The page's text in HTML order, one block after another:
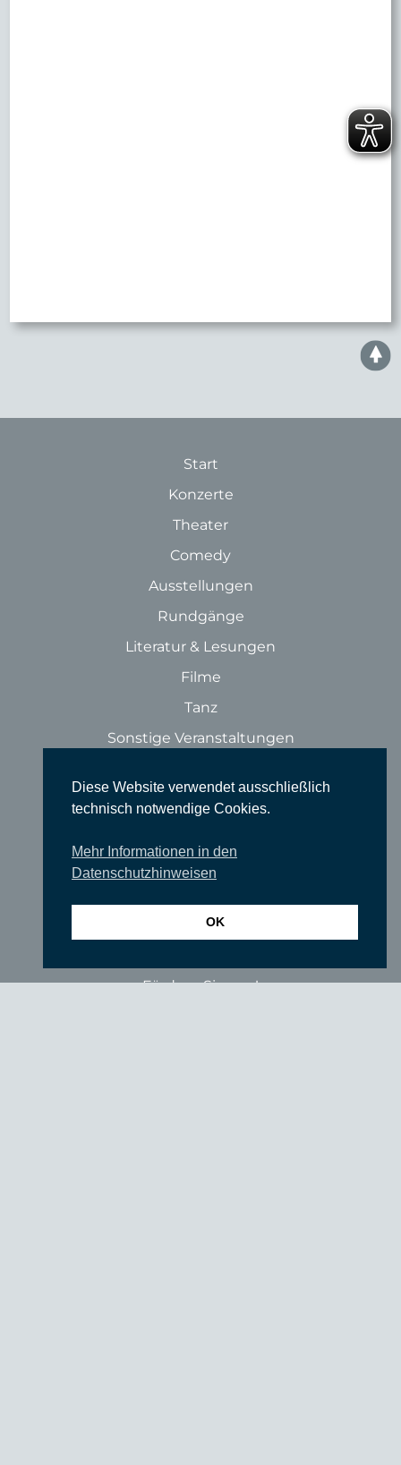
Start
Konzerte
Theater
Comedy
Ausstellungen
Rundgänge
Literatur & Lesungen
Filme
Tanz
Sonstige Veranstaltungen
Wir über uns
TIEFGANG
Partner
Fördern Sie uns!
Diese Website verwendet ausschließlich
technisch notwendige Cookies.
Mehr Informationen in den
Datenschutzhinweisen
OK